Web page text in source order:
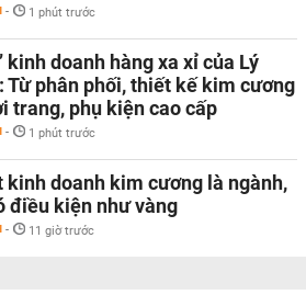
- 1 phút trước
kinh doanh hàng xa xỉ của Lý
Từ phân phối, thiết kế kim cương
trang, phụ kiện cao cấp
- 1 phút trước
kinh doanh kim cương là ngành,
điều kiện như vàng
- 11 giờ trước